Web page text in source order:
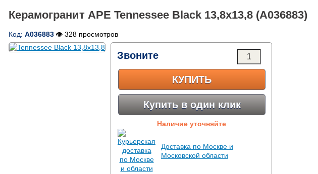
Керамогранит APE Tennessee Black 13,8x13,8 (A036883)
Код: A036883 👁 328 просмотров
Звоните
КУПИТЬ
Купить в один клик
Наличие уточняйте
Доставка по Москве и
Московской области